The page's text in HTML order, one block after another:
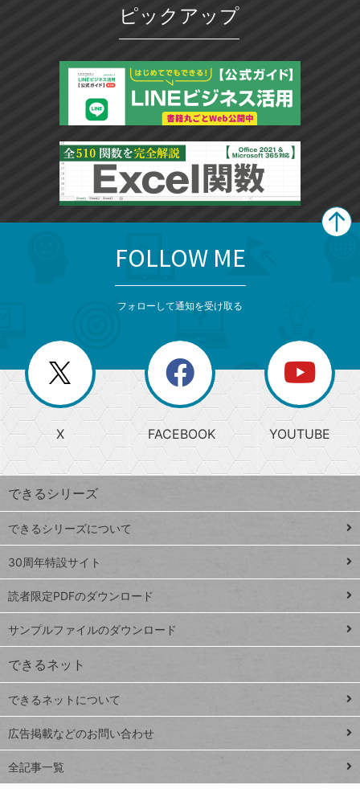
ピックアップ
じ
る
search
検
索
上
昇
ワ
ー
ド
Google
スプレ
ッドシ
ート
iPhone
VLOOKUP
close
閉じ
る
閉
じ
る
ー
か
ら
探
す
ト
ッ
プ
ペ
ジ
連載
Excel Q&A
トイアンナ流仕
事術
PowerAutomate
FOLLOW ME
フォローして通知を受け取る
X FACEBOOK YOUTUBE
できるシリーズ
できるシリーズについて
30周年特設サイト
読者限定PDFのダウンロード
サンプルファイルのダウンロード
できるネット
できるネットについて
広告掲載などのお問い合わせ
全記事一覧